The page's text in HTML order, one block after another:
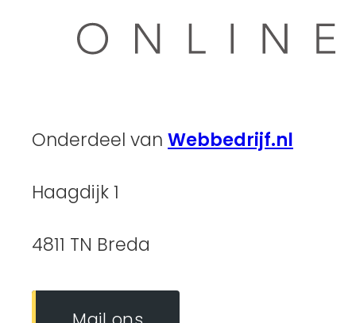
Onderdeel van Webbedrijf.nl
Haagdijk 1
4811 TN Breda